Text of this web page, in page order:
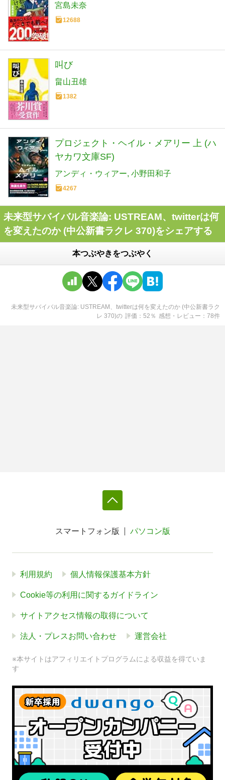
宮島未奈
12688
叫び
畠山丑雄
1382
プロジェクト・ヘイル・メアリー 上 (ハ
ヤカワ文庫SF)
アンディ・ウィアー 小野田和子
4267
未来型サバイバル音楽論: USTREAM、twitterは何
を変えたのか (中公新書ラクレ 370)をシェアする
本つぶやきをつぶやく
未来型サバイバル音楽論: USTREAM、twitterは何を変えたのか (中公新書ラク
レ 370)の 評価 52 ％ 感想・レビュー 78件
スマートフォン版 パソコン版
利用規約 個人情報保護基本方針
Cookie等の利用に関するガイドライン
サイトアクセス情報の取得について
法人・プレスお問い合わせ 運営会社
※本サイトはアフィリエイトプログラムによる収益を得ていま
す